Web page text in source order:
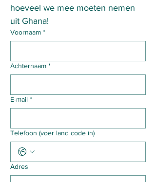
hoeveel we mee moeten nemen
uit Ghana!
Voornaam *
Achternaam *
E-mail *
Telefoon (voer land code in)
Adres